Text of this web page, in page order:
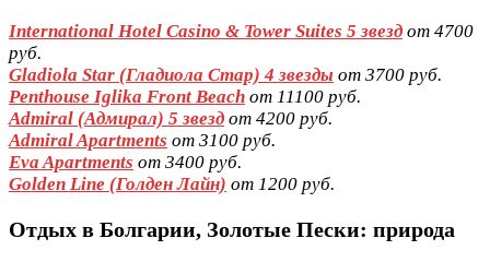
International Hotel Casino & Tower Suites 5 звезд от 4700
руб.
Gladiola Star (Гладиола Стар) 4 звезды от 3700 руб.
Penthouse Iglika Front Beach от 11100 руб.
Admiral (Адмирал) 5 звезд от 4200 руб.
Admiral Apartments от 3100 руб.
Eva Apartments от 3400 руб.
Golden Line (Голден Лайн) от 1200 руб.
Отдых в Болгарии, Золотые Пески: природа